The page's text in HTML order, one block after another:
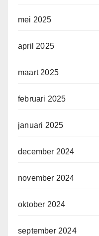
mei 2025
april 2025
maart 2025
februari 2025
januari 2025
december 2024
november 2024
oktober 2024
september 2024